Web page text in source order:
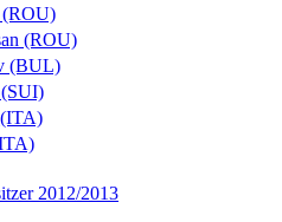
(ROU)
(ROU)
(BUL)
(ITA)
2012/2013